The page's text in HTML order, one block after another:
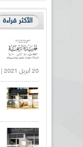
الأكثر قراءة
20 أبريل 2021 |